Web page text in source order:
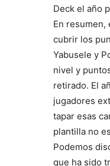
Deck el año
En resumen,
cubrir los
Yabusele y
nivel y
retirado. El
jugadores
tapar esas
plantilla no
Podemos
que ha sido